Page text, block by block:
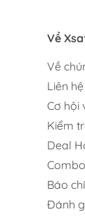
Về
Về
Liên hệ
Cơ hội
Kiểm
Deal
Báo
Đánh